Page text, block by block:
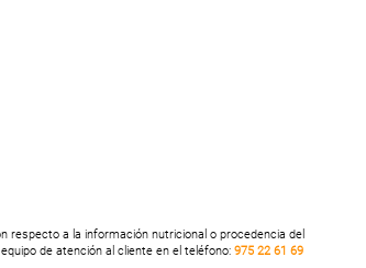
respecto a la información nutricional o procedencia del
de atención al cliente en el teléfono: 975 22 61 69